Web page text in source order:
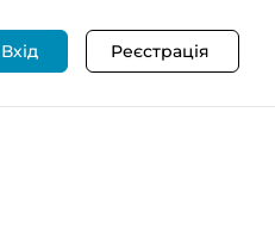
Вхід Реєстрація